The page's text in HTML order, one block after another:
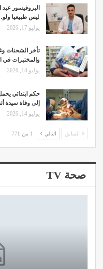
البروفيسور
ليس طبيعيا
يوليو 17, 2026
تأخر الشحنات
والمختبرات في
يوليو 14, 2026
حكم ابتدائي
إلى وفاة سيدة
يوليو 14, 2026
السابق التالي 1 من 771
صحة TV